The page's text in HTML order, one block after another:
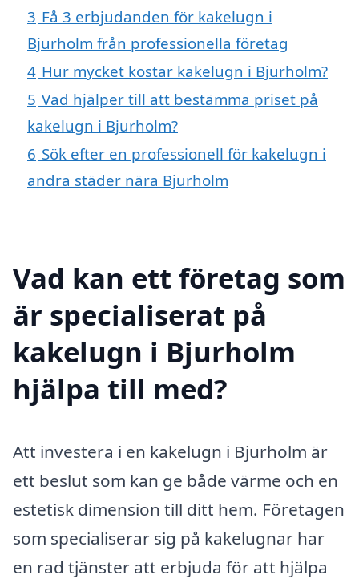
3 Få 3 erbjudanden för kakelugn i
Bjurholm från professionella företag
4 Hur mycket kostar kakelugn i Bjurholm?
5 Vad hjälper till att bestämma priset på
kakelugn i Bjurholm?
6 Sök efter en professionell för kakelugn i
andra städer nära Bjurholm
Vad kan ett företag som
är specialiserat på
kakelugn i Bjurholm
hjälpa till med?
Att investera i en kakelugn i Bjurholm är
ett beslut som kan ge både värme och en
estetisk dimension till ditt hem. Företagen
som specialiserar sig på kakelugnar har
en rad tjänster att erbjuda för att hjälpa